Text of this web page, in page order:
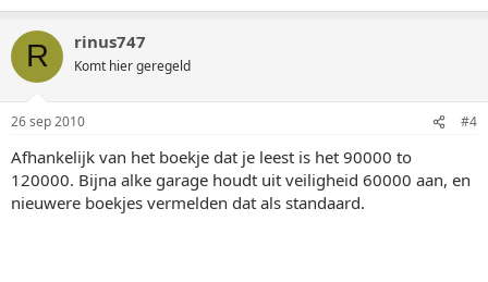
R rinus747
Komt hier geregeld
26 sep 2010 #4
Afhankelijk van het boekje dat je leest is het 90000 to
120000. Bijna alke garage houdt uit veiligheid 60000 aan, en
nieuwere boekjes vermelden dat als standaard.